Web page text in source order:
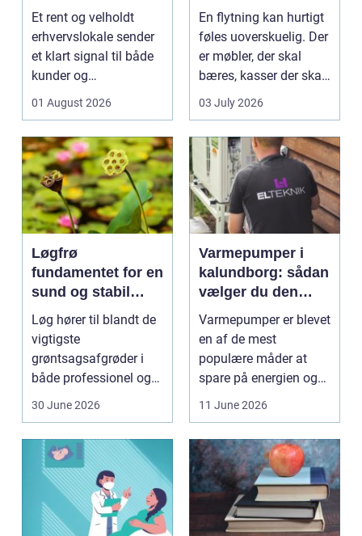
professionelt
arbejdsmiljø
Et rent og velholdt
erhvervslokale sender
et klart signal til både
kunder og
medarbejdere. Mange
01 August 2026
tryg og effektiv
flytning
En flytning kan hurtigt
føles uoverskuelig. Der
er møbler, der skal
bæres, kasser der skal
pakkes, o...
03 July 2026
Løgfrø
fundamentet for en
sund og stabil
løgavl
Løg hører til blandt de
vigtigste
grøntsagsafgrøder i
både professionel og
hobbybaseret
30 June 2026
Varmepumper i
kalundborg: sådan
vælger du den
rigtige løsning
Varmepumper er blevet
en af de mest
populære måder at
spare på energien og
få et bedre indeklima
11 June 2026